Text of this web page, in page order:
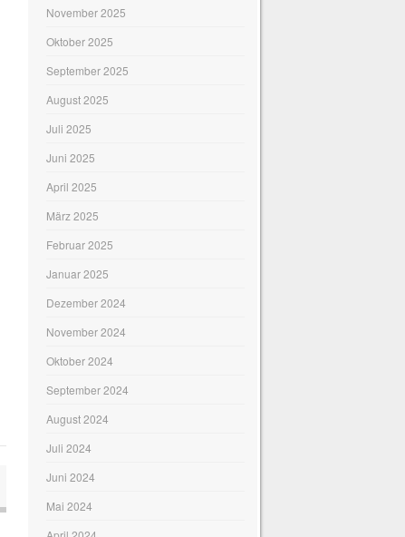
November 2025
Oktober 2025
September 2025
August 2025
Juli 2025
Juni 2025
April 2025
März 2025
Februar 2025
Januar 2025
Dezember 2024
November 2024
Oktober 2024
September 2024
August 2024
Juli 2024
Juni 2024
Mai 2024